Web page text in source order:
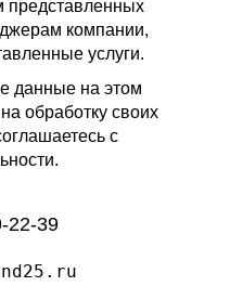
представленных
компании,
услуги.
данные на этом
обработку своих
с
22-39